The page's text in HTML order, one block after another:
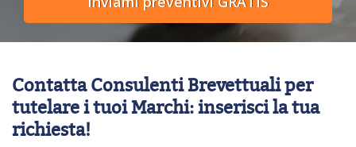
Contatta Consulenti Brevettuali per
tutelare i tuoi Marchi: inserisci la tua
richiesta!